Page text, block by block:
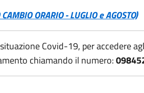
ORARIO - LUGLIO e AGOSTO)
Covid-19, per accedere
chiamando il numero: